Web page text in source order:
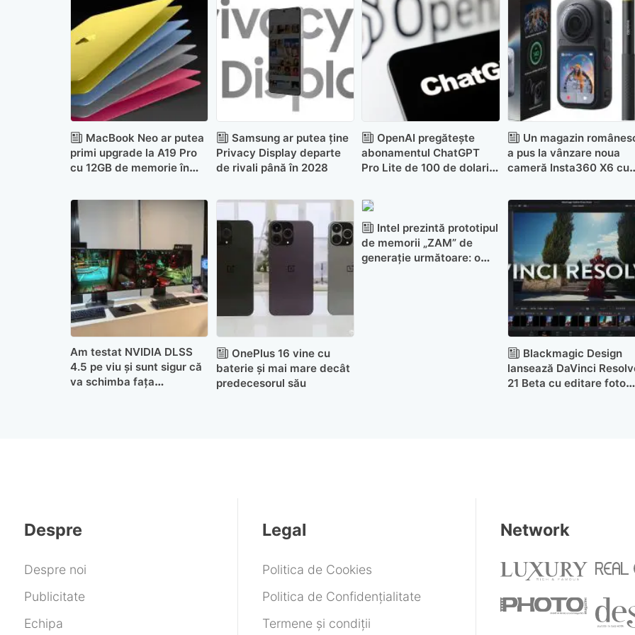
MacBook Neo ar putea
primi upgrade la A19 Pro
cu 12GB de memorie în
Samsung ar putea ține
Privacy Display departe
de rivali până în 2028
OpenAI pregătește
abonamentul ChatGPT
Pro Lite de 100 de dolari
Un magazin
a pus la vânzare noua
cameră Insta360 X6 cu
de lansarea oficială
Am testat NVIDIA DLSS
4.5 pe viu și sunt sigur că
va schimba fața
OnePlus 16 vine cu
baterie și mai mare decât
predecesorul său
Intel prezintă prototipul
de memorii „ZAM” de
generație următoare: o
Blackmagic Design
lansează DaVinci
21 Beta cu editare foto
Despre
Despre noi
Publicitate
Echipa
Legal
Politica de Cookies
Politica de Confidențialitate
Termene și condiții
Network